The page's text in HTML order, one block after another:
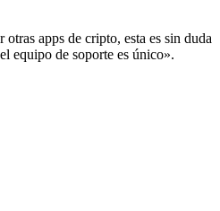
apps de cripto, esta es sin duda
equipo de soporte es único».